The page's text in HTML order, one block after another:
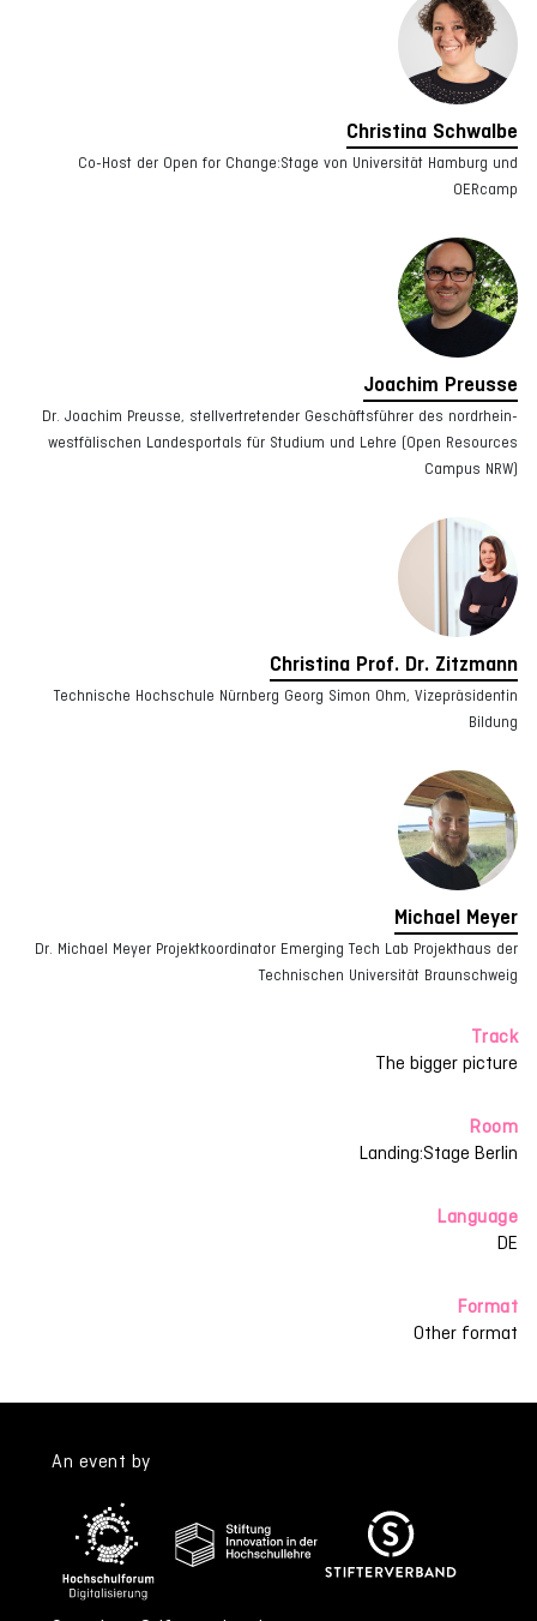
Christina Schwalbe
Co-Host der Open for Change:Stage von Universität Hamburg und
OERcamp
Joachim Preusse
Dr. Joachim Preusse, stellvertretender Geschäftsführer des nordrhein-
westfälischen Landesportals für Studium und Lehre (Open Resources
Campus NRW)
Christina Prof. Dr. Zitzmann
Technische Hochschule Nürnberg Georg Simon Ohm, Vizepräsidentin
Bildung
Michael Meyer
Dr. Michael Meyer Projektkoordinator Emerging Tech Lab Projekthaus der
Technischen Universität Braunschweig
Track
The bigger picture
Room
Landing:Stage Berlin
Language
DE
Format
Other format
An event by